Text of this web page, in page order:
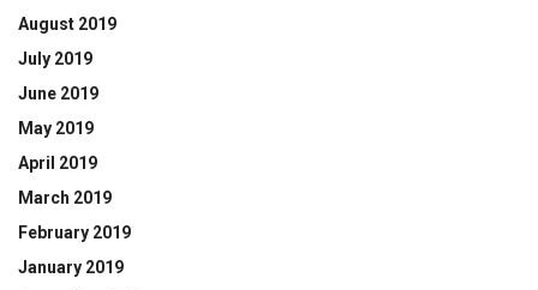
August 2019
July 2019
June 2019
May 2019
April 2019
March 2019
February 2019
January 2019